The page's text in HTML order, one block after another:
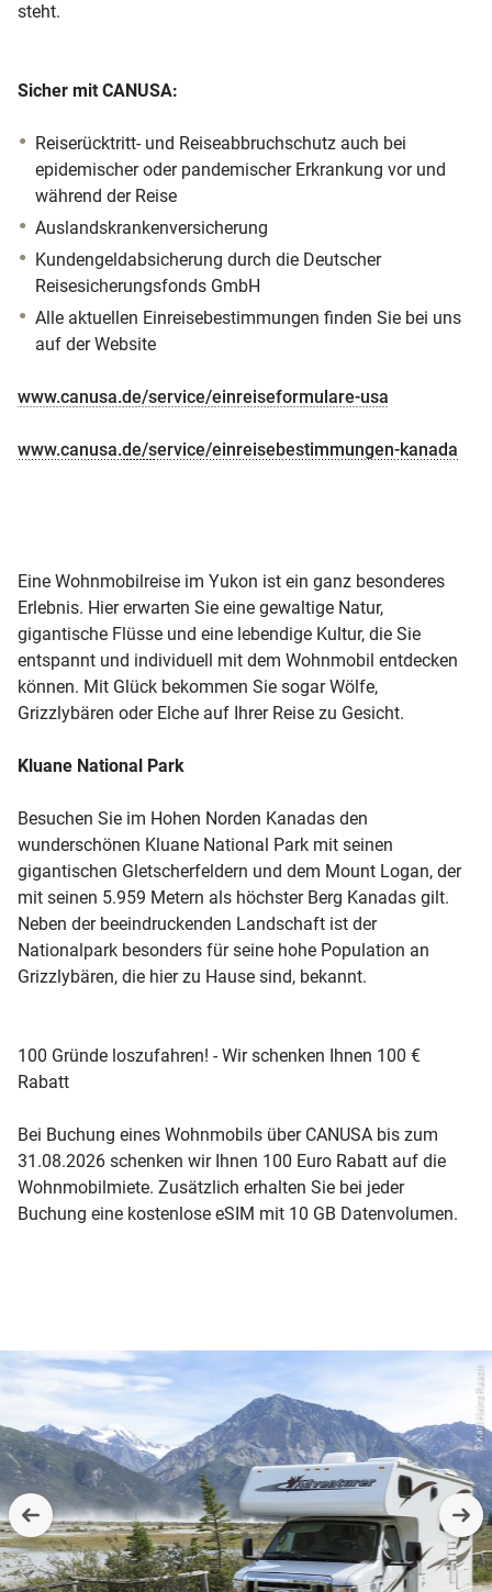
steht.
Sicher mit CANUSA:
Reiserücktritt- und Reiseabbruchschutz auch bei
epidemischer oder pandemischer Erkrankung vor und
während der Reise
Auslandskrankenversicherung
Kundengeldabsicherung durch die Deutscher
Reisesicherungsfonds GmbH
Alle aktuellen Einreisebestimmungen finden Sie bei uns
auf der Website
www.canusa.de/service/einreiseformulare-usa
www.canusa.de/service/einreisebestimmungen-kanada
Eine Wohnmobilreise im Yukon ist ein ganz besonderes
Erlebnis. Hier erwarten Sie eine gewaltige Natur,
gigantische Flüsse und eine lebendige Kultur, die Sie
entspannt und individuell mit dem Wohnmobil entdecken
können. Mit Glück bekommen Sie sogar Wölfe,
Grizzlybären oder Elche auf Ihrer Reise zu Gesicht.
Kluane National Park
Besuchen Sie im Hohen Norden Kanadas den
wunderschönen Kluane National Park mit seinen
gigantischen Gletscherfeldern und dem Mount Logan, der
mit seinen 5.959 Metern als höchster Berg Kanadas gilt.
Neben der beeindruckenden Landschaft ist der
Nationalpark besonders für seine hohe Population an
Grizzlybären, die hier zu Hause sind, bekannt.
100 Gründe loszufahren! - Wir schenken Ihnen 100 €
Rabatt
Bei Buchung eines Wohnmobils über CANUSA bis zum
31.08.2026 schenken wir Ihnen 100 Euro Rabatt auf die
Wohnmobilmiete. Zusätzlich erhalten Sie bei jeder
Buchung eine kostenlose eSIM mit 10 GB Datenvolumen.
© Karl Heinz Raach